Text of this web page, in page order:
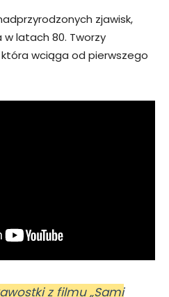
zjawisk,
w latach 80. Tworzy
wciąga od pierwszego
z filmu „Sami